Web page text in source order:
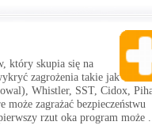
który skupia się na
zagrożenia takie jak
Whistler, SST, Cidox,
zagrażać bezpieczeństwu
rzut oka program może